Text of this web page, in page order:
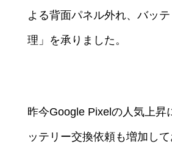
よる背面パネル外れ、バッ
理」を承りました。
昨今Google Pixelの人気上昇
ッテリー交換依頼も増加して